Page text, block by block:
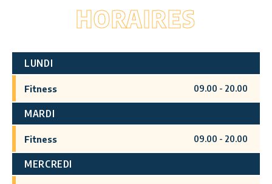
HORAIRES
LUNDI
Fitness 09.00 - 20.00
MARDI
Fitness 09.00 - 20.00
MERCREDI